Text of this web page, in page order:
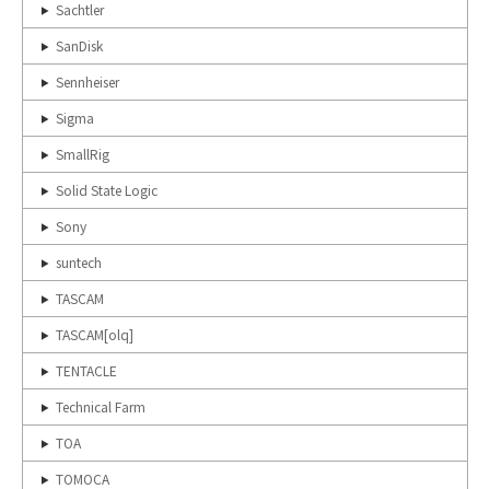
Sachtler
SanDisk
Sennheiser
Sigma
SmallRig
Solid State Logic
Sony
suntech
TASCAM
TASCAM[olq]
TENTACLE
Technical Farm
TOA
TOMOCA